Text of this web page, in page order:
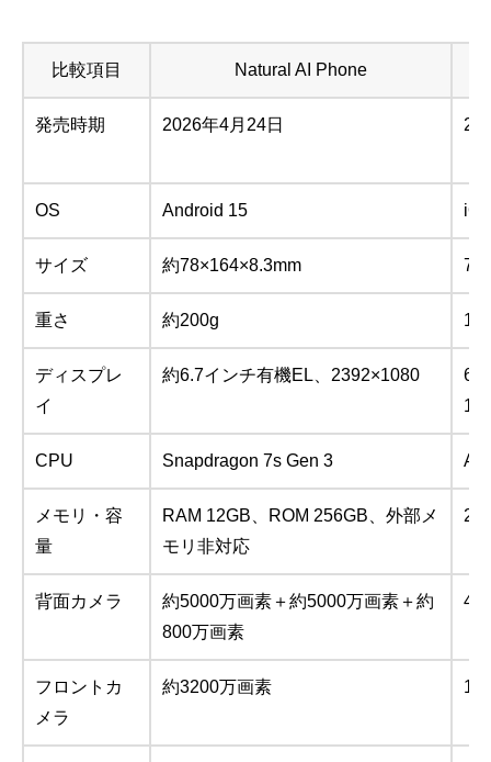
比較項目 Natural AI Phone
発売時期 2026年4月24日
OS Android 15
サイズ 約78×164×8.3mm
重さ 約200g
ディスプレ
イ
約6.7インチ有機EL、2392×1080
CPU Snapdragon 7s Gen 3
メモリ・容
量
RAM 12GB、ROM 256GB、外部メ
モリ非対応
背面カメラ
約5000万画素＋約5000万画素＋約
800万画素
フロントカ
メラ
約3200万画素